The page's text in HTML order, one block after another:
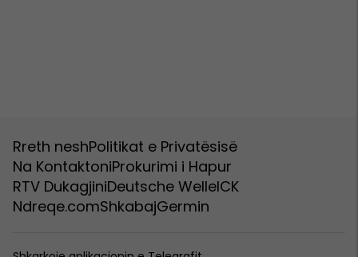
Rreth neshPolitikat e Privatësisë
Na KontaktoniProkurimi i Hapur
RTV DukagjiniDeutsche WelleICK
Ndreqe.comShkabajGermin